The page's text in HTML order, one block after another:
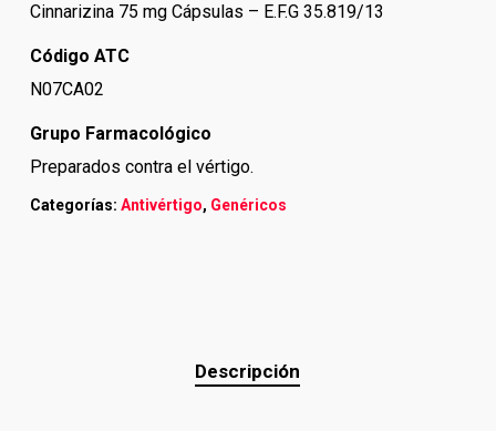
Cinnarizina 75 mg Cápsulas – E.F.G 35.819/13
Código ATC
N07CA02
Grupo Farmacológico
Preparados contra el vértigo.
Categorías: Antivértigo, Genéricos
Descripción